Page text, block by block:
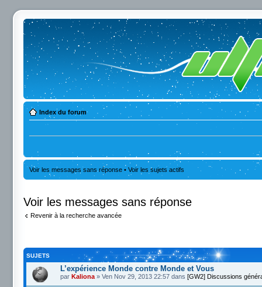
Index du forum
Voir les messages sans réponse • Voir les sujets actifs
Voir les messages sans réponse
Revenir à la recherche avancée
SUJETS
L’expérience Monde contre Monde et Vous
par Kaliona » Ven Nov 29, 2013 22:57 dans [GW2] Discussions